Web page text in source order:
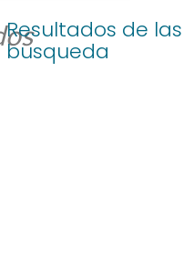
Resultados de las
busqueda